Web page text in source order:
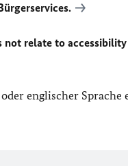
relate to
englischer